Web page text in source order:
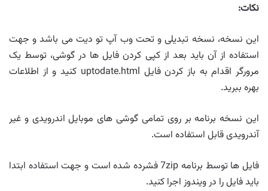
نکات:
این نسخه، نسخه تبدیلی و تحت وب آپ تو دیت می باشد و جهت
استفاده از آن باید بعد از کپی کردن فایل ها در گوشی، توسط یک
مرورگر اقدام به باز کردن فایل uptodate.html کنید و از اطلاعات
بهره ببرید.
این نسخه برنامه بر روی تمامی گوشی های موبایل اندرویدی و غیر
آندرویدی قابل استفاده است.
فایل ها توسط برنامه 7zip فشرده شده است و جهت استفاده ابتدا
باید فایل را در ویندوز اجرا کنید.